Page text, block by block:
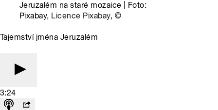
Jeruzalém na staré mozaice | Foto:
Pixabay, Licence Pixabay, ©
Tajemství jména Jeruzalém
3:24